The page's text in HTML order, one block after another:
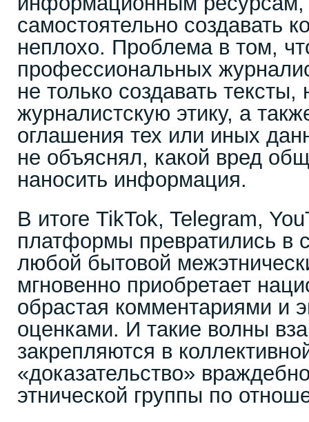
самостоятельно создавать
неплохо. Проблема в том,
профессиональных
не только создавать тексты,
журналистскую этику, а
оглашения тех или иных
не объяснял, какой вред
наносить информация.
В итоге TikTok, Telegram,
платформы превратились в
любой бытовой
мгновенно приобретает
обрастая комментариями и
оценками. И такие волны
закрепляются в
«доказательство»
этнической группы по